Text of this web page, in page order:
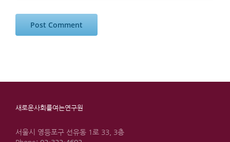
새로운사회를여는연구원
서울시 영등포구 선유동 1로 33, 3층